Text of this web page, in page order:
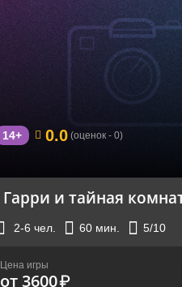
г. Екатеринбург, улица
14+ 0.0 (оценок - 0)
Гарри и тайная
2-6 чел. 60 мин. 5/10
Цена игры
от 3600₽